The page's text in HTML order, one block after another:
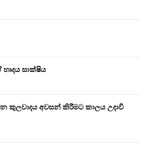
හෘදය සාක්ෂිය
කුලවාදය අවසන් කිරීමට කාලය උදාවී